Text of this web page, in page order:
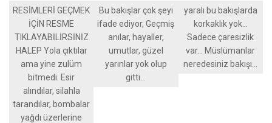
RESİMLERİ GEÇMEK
İÇİN RESME
TIKLAYABİLİRSİNİZ
HALEP Yola çıktılar
ama yine zulüm
bitmedi. Esir
alındılar, silahla
tarandılar, bombalar
yağdı üzerlerine
Bu bakışlar çok şeyi
ifade ediyor, Geçmiş
anılar, hayaller,
umutlar, güzel
yarınlar yok olup
gitti…
yaralı bu bakışlarda
korkaklık yok…
Sadece çaresizlik
var… Müslümanlar
neredesiniz bakışı…